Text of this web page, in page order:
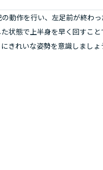
動作を行い、左足前が終わ
状態で上半身を早く回すこと
きれいな姿勢を意識しましょ